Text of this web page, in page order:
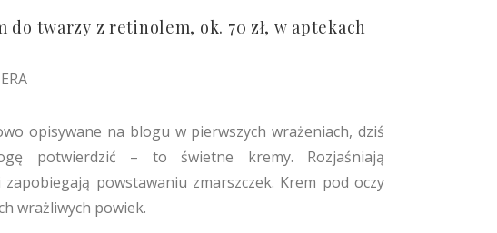
do twarzy z retinolem, ok. 70 zł, w aptekach
opisywane na blogu w pierwszych wrażeniach, dziś
potwierdzić – to świetne kremy. Rozjaśniają
powstawaniu zmarszczek. Krem pod oczy
wrażliwych powiek.